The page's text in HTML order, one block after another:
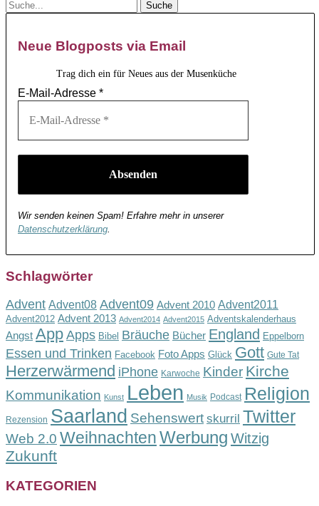
Neue Blogposts via Email
Trag dich ein für Neues aus der Musenküche
E-Mail-Adresse *
Wir senden keinen Spam! Erfahre mehr in unserer
Datenschutzerklärung
Schlagwörter
Advent Advent08 Advent09 Advent 2010 Advent2011
Advent2012 Advent 2013 Advent2014 Advent2015 Adventskalenderhaus
Angst App Apps Bibel Bräuche Bücher England Eppelborn
Essen und Trinken Facebook Foto Apps Glück Gott Gute Tat
Herzerwärmend iPhone Karwoche Kinder Kirche
Kommunikation Kunst Leben Musik Podcast Religion
Rezension Saarland Sehenswert skurril Twitter
Web 2.0 WeihnachtenWerbung Witzig
Zukunft
KATEGORIEN